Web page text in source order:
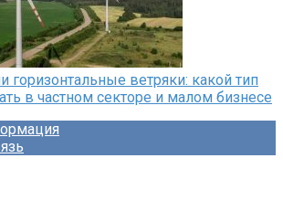
горизонтальные ветряки: какой тип
в частном секторе и малом бизнесе